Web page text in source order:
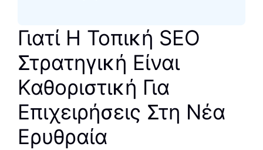
Γιατί Η Τοπική SEO
Στρατηγική Είναι
Καθοριστική Για
Επιχειρήσεις Στη Νέα
Ερυθραία